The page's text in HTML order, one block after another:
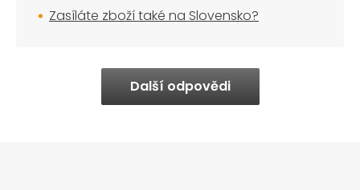
Zasíláte zboží také na Slovensko?
Další odpovědi